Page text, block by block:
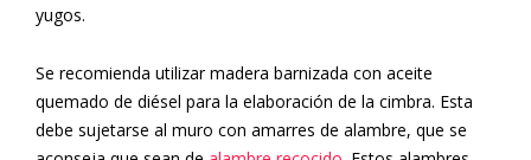
yugos.
Se recomienda utilizar madera barnizada con aceite
quemado de diésel para la elaboración de la cimbra. Esta
debe sujetarse al muro con amarres de alambre, que se